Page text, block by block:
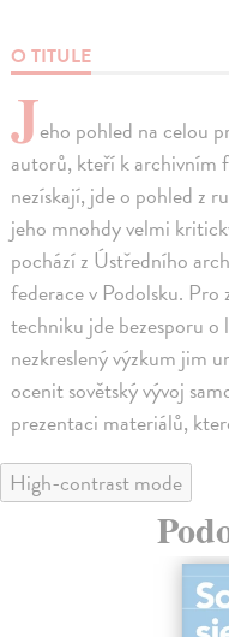
O TITULE
Jeho pohled na celou
autorů, kteří k archivním
nezískají, jde o pohled z
jeho mnohdy velmi
pochází z Ústředního
federace v Podolsku.
techniku jde bezesporu
nezkreslený výzkum jim
ocenit sovětský vývoj
prezentaci materiálů,
High-contrast mode